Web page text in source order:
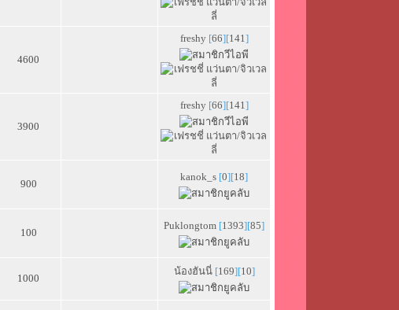
4600
freshy [66][141]
3900
freshy [66][141]
900
kanok_s [0][18]
100
Puklongtom [1393][85]
1000
น้องฮันนี่ [169][10]